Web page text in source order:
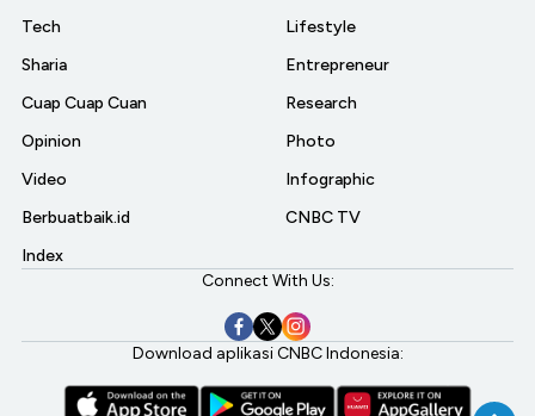
Tech
Sharia
Cuap Cuap Cuan
Opinion
Video
Berbuatbaik.id
Index
Lifestyle
Entrepreneur
Research
Photo
Infographic
CNBC TV
Connect With Us:
Download aplikasi CNBC Indonesia: